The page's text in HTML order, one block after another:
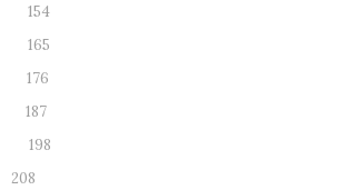
154
165
176
187
198
208